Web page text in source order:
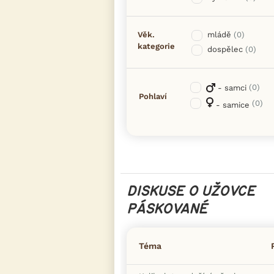
Věk.
kategorie
mládě (0)
dospělec (0)
Pohlaví
- samci (0)
- samice (0)
DISKUSE O UŽOVCE
PÁSKOVANÉ
Téma